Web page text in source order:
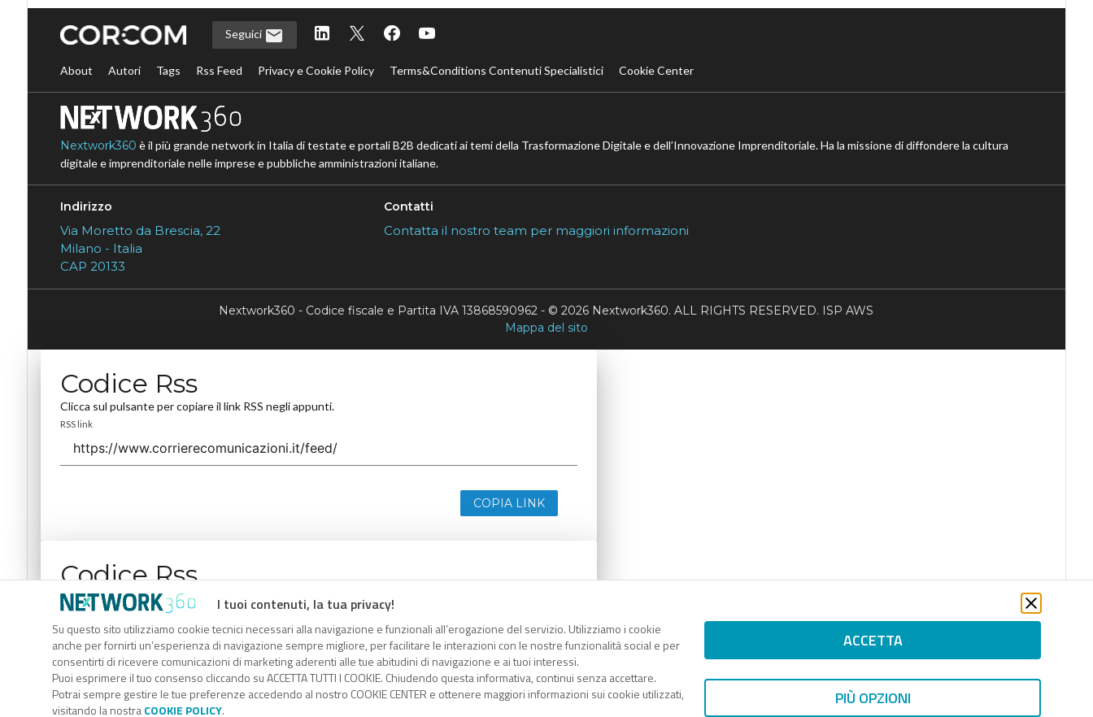
I tuoi contenuti, la tua privacy!
Su questo sito utilizziamo cookie tecnici necessari alla navigazione e funzionali all’erogazione del servizio. Utilizziamo i cookie
anche per fornirti un’esperienza di navigazione sempre migliore, per facilitare le interazioni con le nostre funzionalità social e per
consentirti di ricevere comunicazioni di marketing aderenti alle tue abitudini di navigazione e ai tuoi interessi.
Puoi esprimere il tuo consenso cliccando su ACCETTA TUTTI I COOKIE. Chiudendo questa informativa, continui senza accettare.
Potrai sempre gestire le tue preferenze accedendo al nostro COOKIE CENTER e ottenere maggiori informazioni sui cookie utilizzati,
visitando la nostraCOOKIE POLICY.
ACCETTA
PIÙ OPZIONI
Seguici
About Autori Tags Rss Feed Privacy e Cookie Policy Terms&Conditions Contenuti Specialistici Cookie Center
Nextwork360 è il più grande network in Italia di testate e portali B2B dedicati ai temi della Trasformazione Digitale e dell’Innovazione Imprenditoriale. Ha la missione di diffondere la cultura
digitale e imprenditoriale nelle imprese e pubbliche amministrazioni italiane.
Indirizzo
Via Moretto da Brescia, 22
Milano - Italia
CAP 20133
Contatti
Contatta il nostro team per maggiori informazioni
Nextwork360 - Codice fiscale e Partita IVA 13868590962 - © 2026 Nextwork360. ALL RIGHTS RESERVED. ISP AWS
Mappa del sito
Codice Rss
Clicca sul pulsante per copiare il link RSS negli appunti.
RSS link
COPIA LINK
Codice Rss
Clicca sul pulsante per copiare il link RSS negli appunti.
RSS link
COPIA LINK